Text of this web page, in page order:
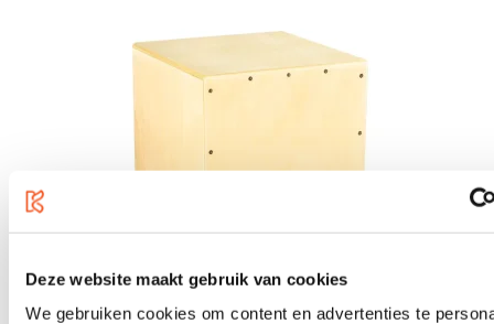
Deze website maakt gebruik van cookies
We gebruiken cookies om content en advertenties te